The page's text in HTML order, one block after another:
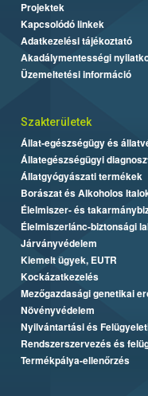
Projektek
Kapcsolódó linkek
Adatkezelési tájékoztató
Akadálymentességi
Üzemeltetési információ
Szakterületek
Állat-egészségügy és
Állategészségügyi
Állatgyógyászati termékek
Borászat és Alkoholos
Élelmiszer- és
Élelmiszerlánc-biztonsági
Járványvédelem
Kiemelt ügyek, EUTR
Kockázatkezelés
Mezőgazdasági genetikai
Növényvédelem
Nyilvántartási és
Rendszerszervezés és
Termékpálya-ellenőrzés